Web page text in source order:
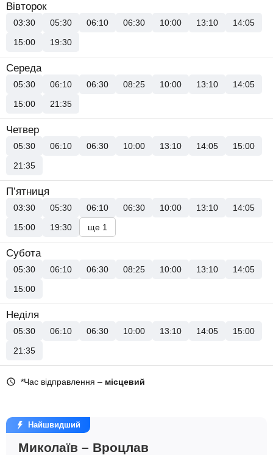
Вівторок
03:30 05:30 06:10 06:30 10:00 13:10
14:05
15:00
19:30
Середа
05:30 06:10 06:30 08:25 10:00 13:10
14:05
15:00
21:35
Четвер
05:30 06:10 06:30 10:00 13:10 14:05
15:00
21:35
П’ятниця
03:30 05:30 06:10 06:30 10:00 13:10
14:05
15:00
19:30 ще 1
Субота
05:30 06:10 06:30 08:25 10:00 13:10
14:05
15:00
Неділя
05:30 06:10 06:30 10:00 13:10 14:05
15:00
21:35
*Час відправлення – місцевий
Найшвидший
Миколаїв – Вроцлав